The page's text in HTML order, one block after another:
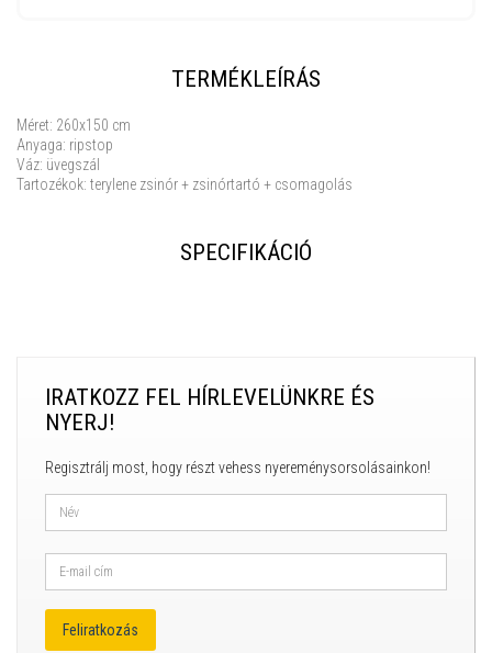
TERMÉKLEÍRÁS
Méret: 260x150 cm
Anyaga: ripstop
Váz: üvegszál
Tartozékok: terylene zsinór + zsinórtartó + csomagolás
SPECIFIKÁCIÓ
IRATKOZZ FEL HÍRLEVELÜNKRE ÉS
NYERJ!
Regisztrálj most, hogy részt vehess nyereménysorsolásainkon!